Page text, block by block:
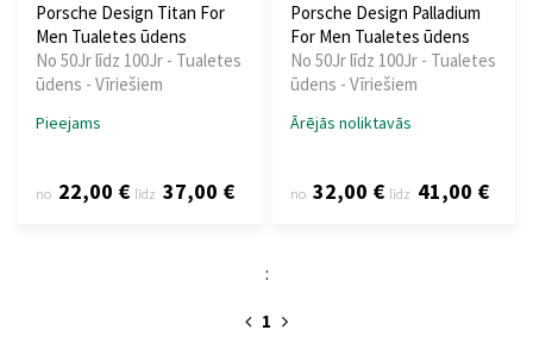
Porsche Design Titan For
Men Tualetes ūdens
No 50Jr līdz 100Jr - Tualetes
ūdens - Vīriešiem
Pieejams
no 22,00 € līdz 37,00 €
Porsche Design Palladium
For Men Tualetes ūdens
No 50Jr līdz 100Jr - Tualetes
ūdens - Vīriešiem
Ārējās noliktavās
no 32,00 € līdz 41,00 €
:
1